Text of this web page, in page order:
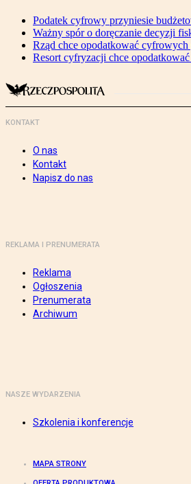
Podatek cyfrowy przyniesie
Ważny spór o doręczanie decyzji
Rząd chce opodatkować
Resort cyfryzacji chce
KONTAKT
O nas
Kontakt
Napisz do nas
REKLAMA I PRENUMERATA
Reklama
Ogłoszenia
Prenumerata
Archiwum
NASZE WYDARZENIA
Szkolenia i konferencje
MAPA STRONY